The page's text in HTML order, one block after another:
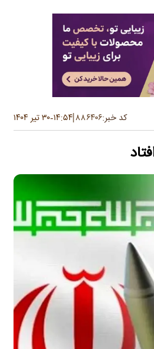
کد خبر:۸۸۶۴۰۶ ۱۴:۵۴-۳۰ تیر ۱۴۰۴